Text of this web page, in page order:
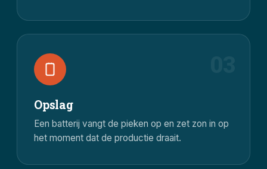
Opslag
Een batterij vangt de pieken op en zet zon in op
het moment dat de productie draait.